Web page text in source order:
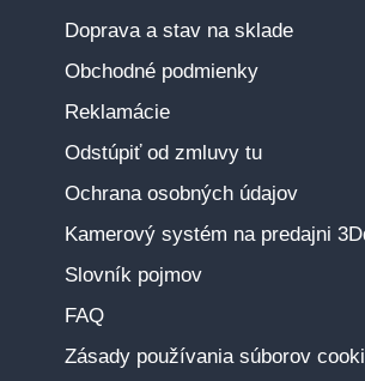
Doprava a stav na sklade
Obchodné podmienky
Reklamácie
Odstúpiť od zmluvy tu
Ochrana osobných údajov
Kamerový systém na predajni
Slovník pojmov
FAQ
Zásady používania súborov